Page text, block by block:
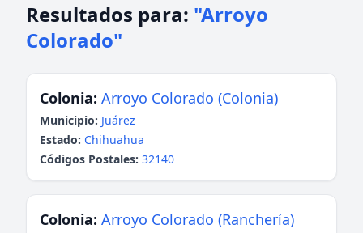
Resultados para: "Arroyo
Colorado"
Colonia: Arroyo Colorado (Colonia)
Municipio: Juárez
Estado: Chihuahua
Códigos Postales: 32140
Colonia: Arroyo Colorado (Ranchería)